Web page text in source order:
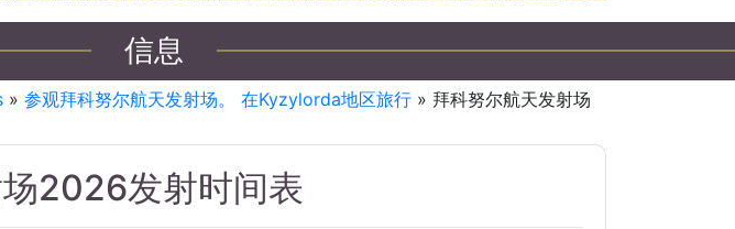
信息
» 参观拜科努尔航天发射场。 在Kyzylorda地区旅行 » 拜科努尔航天发射场
2026发射时间表